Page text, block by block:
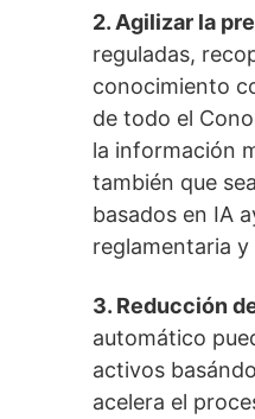
2. Agilizar la
reguladas,
conocimiento
de todo el
la información
también que
basados en IA
reglamentaria
3. Reducción
automático
activos
acelera el